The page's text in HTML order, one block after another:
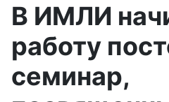
В ИМЛИ
работу
семинар,